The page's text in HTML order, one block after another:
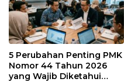
5 Perubahan Penting PMK
Nomor 44 Tahun 2026
yang Wajib Diketahui